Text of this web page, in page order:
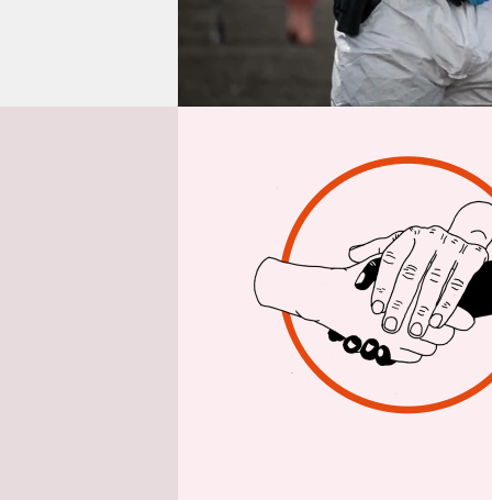
epaper login
Von
1. April
Im
an Bord
unter